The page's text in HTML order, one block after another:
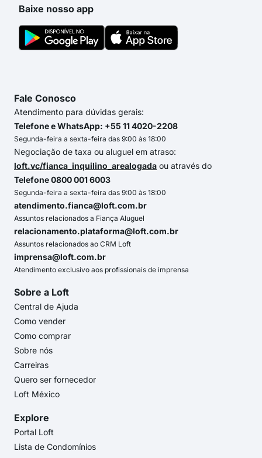
Baixe nosso app
Fale Conosco
Atendimento para dúvidas gerais:
Telefone e WhatsApp: +55 11 4020-2208
Segunda-feira a sexta-feira das 9:00 às 18:00
Negociação de taxa ou aluguel em atraso:
loft.vc/fianca_inquilino_arealogada ou através do
Telefone 0800 001 6003
Segunda-feira a sexta-feira das 9:00 às 18:00
atendimento.fianca@loft.com.br
Assuntos relacionados a Fiança Aluguel
relacionamento.plataforma@loft.com.br
Assuntos relacionados ao CRM Loft
imprensa@loft.com.br
Atendimento exclusivo aos profissionais de imprensa
Sobre a Loft
Central de Ajuda
Como vender
Como comprar
Sobre nós
Carreiras
Quero ser fornecedor
Loft México
Explore
Portal Loft
Lista de Condomínios